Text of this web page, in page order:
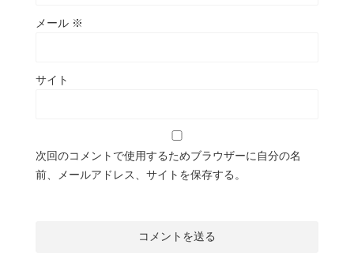
メール ※
サイト
次回のコメントで使用するためブラウザーに自分の名
前、メールアドレス、サイトを保存する。